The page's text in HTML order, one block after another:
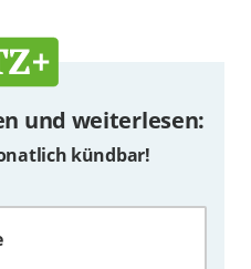
und weiterlesen:
kündbar!